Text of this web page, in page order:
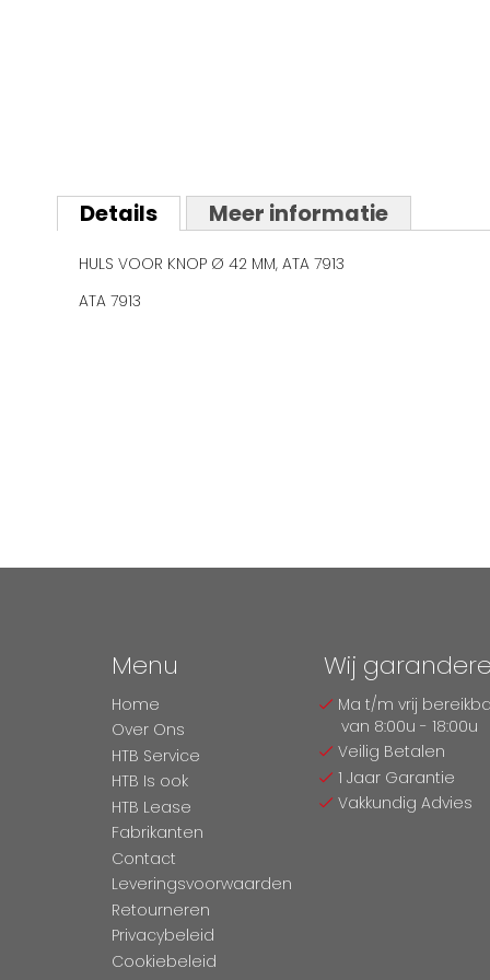
naar
het
van
afbeeldingen-
Details
HULS VOOR KNOP Ø 42 MM, ATA 7913
ATA 7913
Meer informatie
Menu
Home
Over Ons
HTB Service
HTB Is ook
HTB Lease
Fabrikanten
Contact
Leveringsvoorwaarden
Retourneren
Privacybeleid
Cookiebeleid
Wij
Ma t/m vrij
van 8:00u - 18:00u
Veilig Betalen
1 Jaar Garantie
Vakkundig Advies